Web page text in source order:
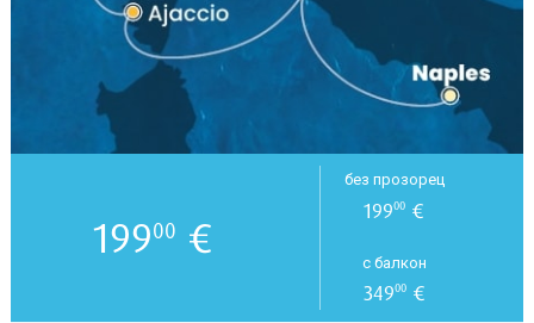
19900 €
без прозорец
19900 €
с балкон
34900€